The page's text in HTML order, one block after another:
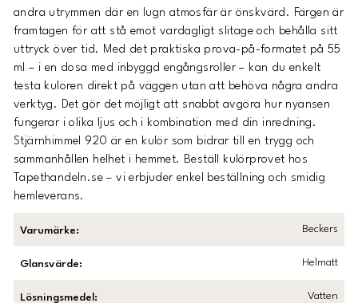
andra utrymmen där en lugn atmosfär är önskvärd. Färgen är
framtagen för att stå emot vardagligt slitage och behålla sitt
uttryck över tid. Med det praktiska prova-på-formatet på 55
ml – i en dosa med inbyggd engångsroller – kan du enkelt
testa kulören direkt på väggen utan att behöva några andra
verktyg. Det gör det möjligt att snabbt avgöra hur nyansen
fungerar i olika ljus och i kombination med din inredning.
Stjärnhimmel 920 är en kulör som bidrar till en trygg och
sammanhållen helhet i hemmet. Beställ kulörprovet hos
Tapethandeln.se – vi erbjuder enkel beställning och smidig
hemleverans.
Varumärke: Beckers
Glansvärde: Helmatt
Lösningsmedel : Vatten